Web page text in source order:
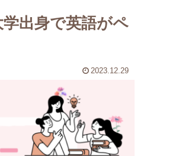
出身で英語がペ
2023.12.29